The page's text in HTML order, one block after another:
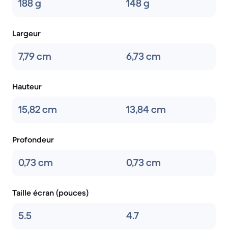
188 g 148 g
Largeur
7,79 cm 6,73 cm
Hauteur
15,82 cm 13,84 cm
Profondeur
0,73 cm 0,73 cm
Taille écran (pouces)
5.5 4.7